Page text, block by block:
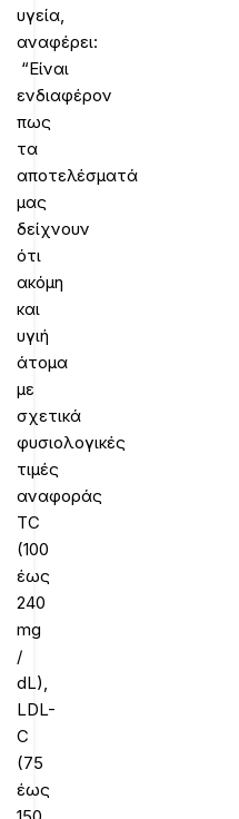
υγεία,
αναφέρει:
“Είναι
ενδιαφέρον
πως
τα
αποτελέσματά
μας
δείχνουν
ότι
ακόμη
και
υγιή
άτομα
με
σχετικά
φυσιολογικές
τιμές
αναφοράς
TC
(100
έως
240
mg
/
dL),
LDL-
C
(75
έως